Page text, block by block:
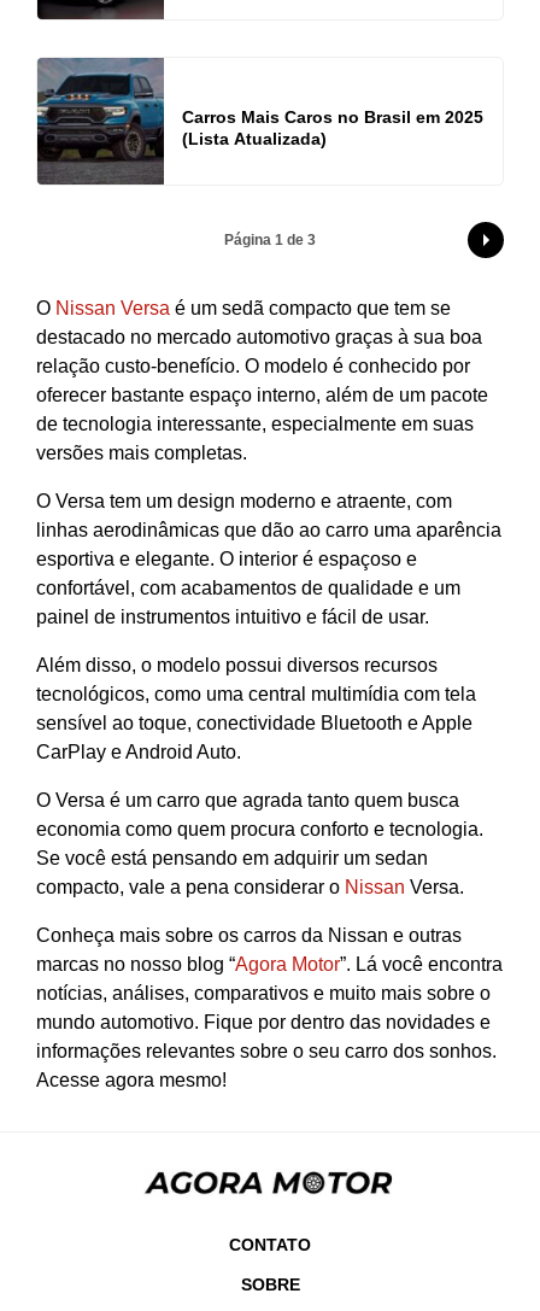
Carros Mais Caros no Brasil em 2025
(Lista Atualizada)
Página 1 de 3
O Nissan Versa é um sedã compacto que tem se
destacado no mercado automotivo graças à sua boa
relação custo-benefício. O modelo é conhecido por
oferecer bastante espaço interno, além de um pacote
de tecnologia interessante, especialmente em suas
versões mais completas.
O Versa tem um design moderno e atraente, com
linhas aerodinâmicas que dão ao carro uma aparência
esportiva e elegante. O interior é espaçoso e
confortável, com acabamentos de qualidade e um
painel de instrumentos intuitivo e fácil de usar.
Além disso, o modelo possui diversos recursos
tecnológicos, como uma central multimídia com tela
sensível ao toque, conectividade Bluetooth e Apple
CarPlay e Android Auto.
O Versa é um carro que agrada tanto quem busca
economia como quem procura conforto e tecnologia.
Se você está pensando em adquirir um sedan
compacto, vale a pena considerar o Nissan Versa.
Conheça mais sobre os carros da Nissan e outras
marcas no nosso blog “Agora Motor”. Lá você encontra
notícias, análises, comparativos e muito mais sobre o
mundo automotivo. Fique por dentro das novidades e
informações relevantes sobre o seu carro dos sonhos.
Acesse agora mesmo!
CONTATO
SOBRE